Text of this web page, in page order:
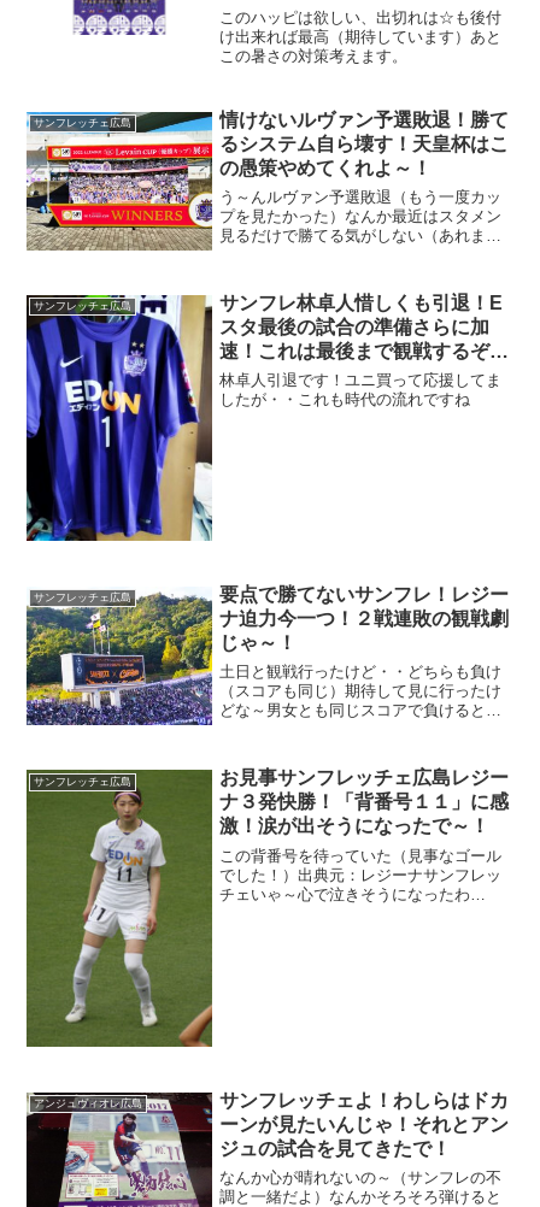
このハッピは欲しい、出切れは☆も後付
け出来れば最高（期待しています）あと
この暑さの対策考えます。
サンフレッチェ広島
情けないルヴァン予選敗退！勝て
るシステム自ら壊す！天皇杯はこ
の愚策やめてくれよ～！
う～んルヴァン予選敗退（もう一度カッ
プを見たかった）なんか最近はスタメン
見るだけで勝てる気がしない（あれま）
るけど（もう信頼関係は薄れたよ）
サンフレッチェ広島
サンフレ林卓人惜しくも引退！E
スタ最後の試合の準備さらに加
速！これは最後まで観戦するぞ
～！
林卓人引退です！ユニ買って応援してま
したが・・これも時代の流れですね
サンフレッチェ広島
要点で勝てないサンフレ！レジー
ナ迫力今一つ！２戦連敗の観戦劇
じゃ～！
土日と観戦行ったけど・・どちらも負け
（スコアも同じ）期待して見に行ったけ
どな～男女とも同じスコアで負けると
改善してもらわんとな～その先には行け
んで（だな）
サンフレッチェ広島
お見事サンフレッチェ広島レジー
ナ３発快勝！「背番号１１」に感
激！涙が出そうになったで～！
この背番号を待っていた（見事なゴール
でした！）出典元：レジーナサンフレッ
チェいゃ～心で泣きそうになったわ
アンジュヴィオレ広島
サンフレッチェよ！わしらはドカ
ーンが見たいんじゃ！それとアン
ジュの試合を見てきたで！
なんか心が晴れないの～（サンフレの不
調と一緒だよ）なんかそろそろ弾けると